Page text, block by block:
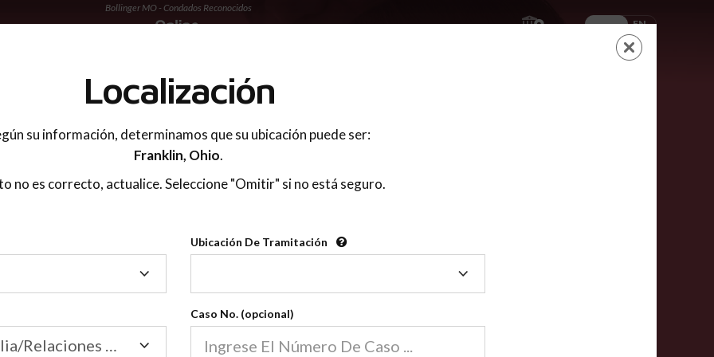
Bollinger MO - Condados Reconocidos
ES EN
LOGIN
Condados Reconocidos
2600
Condados
Nuestras clases de crianza compartida en línea están acreditadas en más de
2600 condados.
Las clases para padres en línea cumplen la mayoría de las normas nacionales
Localización
su información, determinamos que su ubicación puede ser:
Franklin, Ohio.
no es correcto, actualice. Seleccione "Omitir" si no está seguro.
Ubicación De Tramitación
Tramitación
Tribunal de Familia/Relaciones Domésticas
Caso No. (opcional)